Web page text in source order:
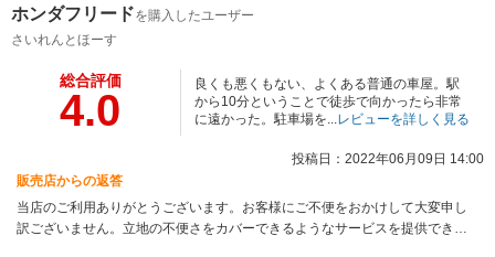
ホンダフリードを購入したユーザー
さいれんとほーす
総合評価
4.0
良くも悪くもない、よくある普通の車屋。駅
から10分ということで徒歩で向かったら非常
に遠かった。駐車場を... レビューを詳しく見る
投稿日：2022年06月09日 14:00
販売店からの返答
当店のご利用ありがとうございます。お客様にご不便をおかけして大変申し
訳ございません。立地の不便さをカバーできるようなサービスを提供できる